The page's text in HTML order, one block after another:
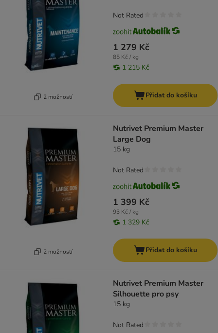
2 možností
1 279 Kč
85 Kč / kg
1 215 Kč
Not Rated
Přidat do košíku
2 možností
Nutrivet Premium Master
Large Dog
15 kg
1 399 Kč
93 Kč / kg
1 329 Kč
Not Rated
Přidat do košíku
Nutrivet Premium Master
Silhouette pro psy
15 kg
Not Rated